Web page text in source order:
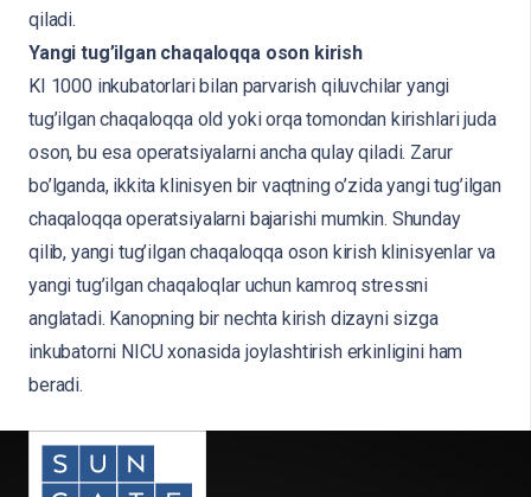
qiladi.
Yangi tug’ilgan chaqaloqqa oson kirish
KI 1000 inkubatorlari bilan parvarish qiluvchilar yangi
tug’ilgan chaqaloqqa old yoki orqa tomondan kirishlari juda
oson, bu esa operatsiyalarni ancha qulay qiladi. Zarur
bo’lganda, ikkita klinisyen bir vaqtning o’zida yangi tug’ilgan
chaqaloqqa operatsiyalarni bajarishi mumkin. Shunday
qilib, yangi tug’ilgan chaqaloqqa oson kirish klinisyenlar va
yangi tug’ilgan chaqaloqlar uchun kamroq stressni
anglatadi. Kanopning bir nechta kirish dizayni sizga
inkubatorni NICU xonasida joylashtirish erkinligini ham
beradi.